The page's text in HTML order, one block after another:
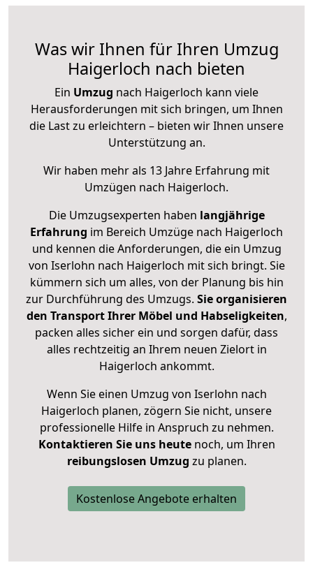
Was wir Ihnen für Ihren Umzug
Haigerloch nach bieten
Ein Umzug nach Haigerloch kann viele
Herausforderungen mit sich bringen, um Ihnen
die Last zu erleichtern – bieten wir Ihnen unsere
Unterstützung an.
Wir haben mehr als 13 Jahre Erfahrung mit
Umzügen nach Haigerloch.
Die Umzugsexperten haben langjährige
Erfahrung im Bereich Umzüge nach Haigerloch
und kennen die Anforderungen, die ein Umzug
von Iserlohn nach Haigerloch mit sich bringt. Sie
kümmern sich um alles, von der Planung bis hin
zur Durchführung des Umzugs. Sie organisieren
den Transport Ihrer Möbel und Habseligkeiten,
packen alles sicher ein und sorgen dafür, dass
alles rechtzeitig an Ihrem neuen Zielort in
Haigerloch ankommt.
Wenn Sie einen Umzug von Iserlohn nach
Haigerloch planen, zögern Sie nicht, unsere
professionelle Hilfe in Anspruch zu nehmen.
Kontaktieren Sie uns heutenoch, um Ihren
reibungslosen Umzug zu planen.
Kostenlose Angebote erhalten